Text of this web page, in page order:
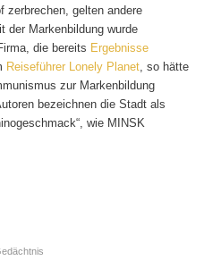
zerbrechen, gelten andere
der Markenbildung wurde
die bereits Ergebnisse
Reiseführer Lonely Planet, so hätte
zur Markenbildung
bezeichnen die Stadt als
wie MINSK